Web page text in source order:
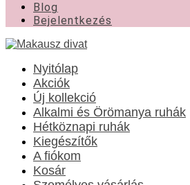
Blog
Bejelentkezés
Nyitólap
Akciók
Új kollekció
Alkalmi és Örömanya ruhák
Hétköznapi ruhák
Kiegészítők
A fiókom
Kosár